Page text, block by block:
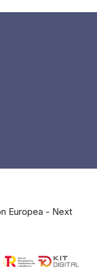
Europea - Next